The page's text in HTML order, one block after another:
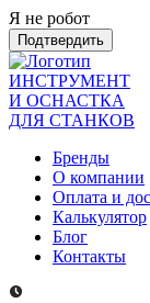
Я не робот
Подтвердить
ИНСТРУМЕНТ
И ОСНАСТКА
ДЛЯ СТАНКОВ
Бренды
О компании
Оплата и
Калькулятор
Блог
Контакты